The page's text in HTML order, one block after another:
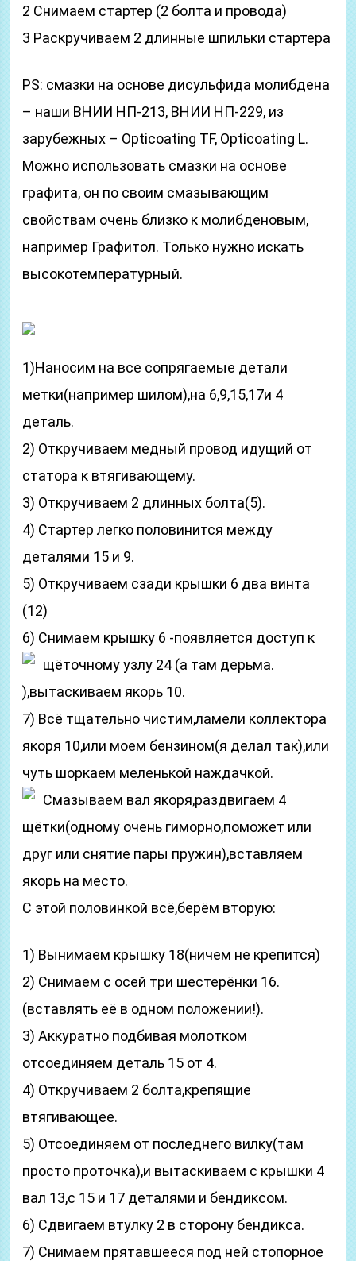
2 Снимаем стартер (2 болта и провода)
3 Раскручиваем 2 длинные шпильки стартера
PS: смазки на основе дисульфида молибдена
– наши ВНИИ НП-213, ВНИИ НП-229, из
зарубежных – Opticoating TF, Opticoating L.
Можно использовать смазки на основе
графита, он по своим смазывающим
свойствам очень близко к молибденовым,
например Графитол. Только нужно искать
высокотемпературный.
1)Наносим на все сопрягаемые детали
метки(например шилом),на 6,9,15,17и 4
деталь.
2) Откручиваем медный провод идущий от
статора к втягивающему.
3) Откручиваем 2 длинных болта(5).
4) Стартер легко половинится между
деталями 15 и 9.
5) Откручиваем сзади крышки 6 два винта
(12)
6) Снимаем крышку 6 -появляется доступ к
щёточному узлу 24 (а там дерьма.
),вытаскиваем якорь 10.
7) Всё тщательно чистим,ламели коллектора
якоря 10,или моем бензином(я делал так),или
чуть шоркаем меленькой наждачкой.
Смазываем вал якоря,раздвигаем 4
щётки(одному очень гиморно,поможет или
друг или снятие пары пружин),вставляем
якорь на место.
С этой половинкой всё,берём вторую:
1) Вынимаем крышку 18(ничем не крепится)
2) Снимаем с осей три шестерёнки 16.
(вставлять её в одном положении!).
3) Аккуратно подбивая молотком
отсоединяем деталь 15 от 4.
4) Откручиваем 2 болта,крепящие
втягивающее.
5) Отсоединяем от последнего вилку(там
просто проточка),и вытаскиваем с крышки 4
вал 13,с 15 и 17 деталями и бендиксом.
6) Сдвигаем втулку 2 в сторону бендикса.
7) Снимаем прятавшееся под ней стопорное